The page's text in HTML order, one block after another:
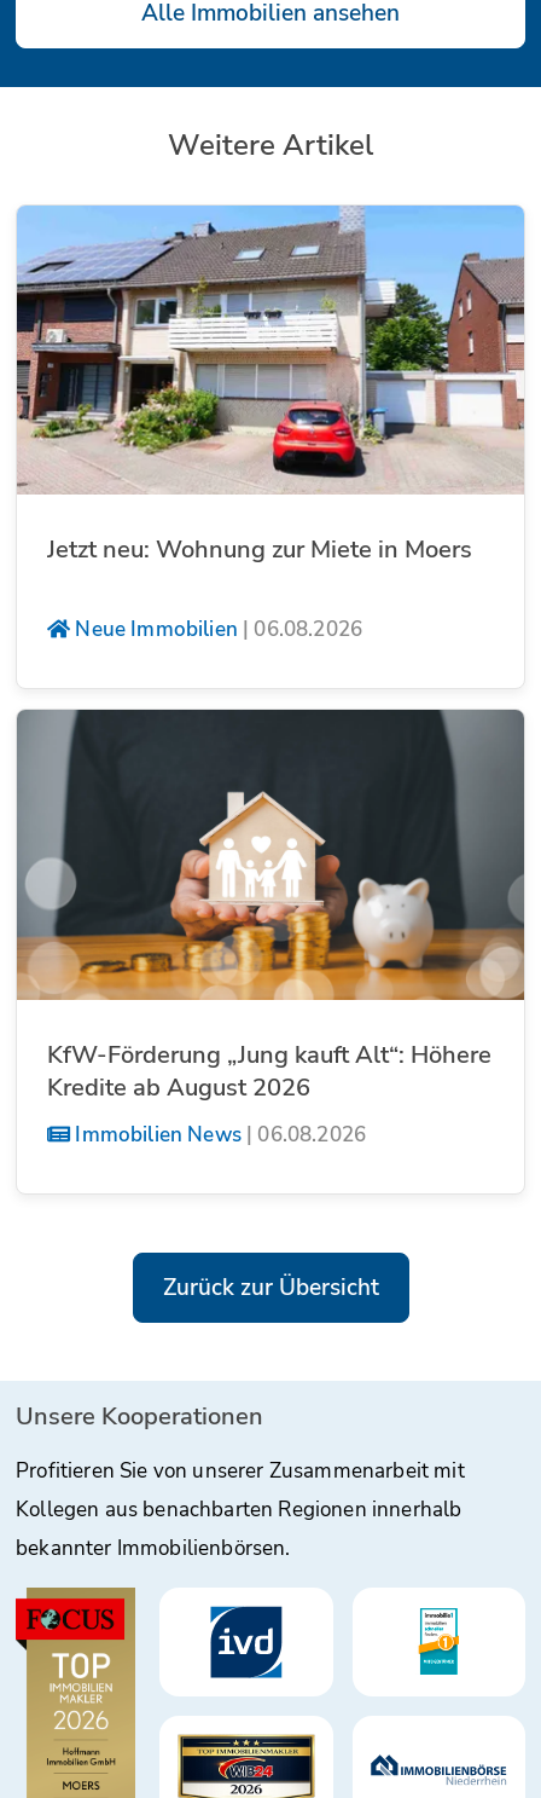
Alle Immobilien ansehen
Weitere Artikel
Jetzt neu: Wohnung zur Miete in Moers
Neue Immobilien | 06.08.2026
KfW-Förderung „Jung kauft Alt“: Höhere
Kredite ab August 2026
Immobilien News| 06.08.2026
Zurück zur Übersicht
Unsere Kooperationen
Profitieren Sie von unserer Zusammenarbeit mit
Kollegen aus benachbarten Regionen innerhalb
bekannter Immobilienbörsen.